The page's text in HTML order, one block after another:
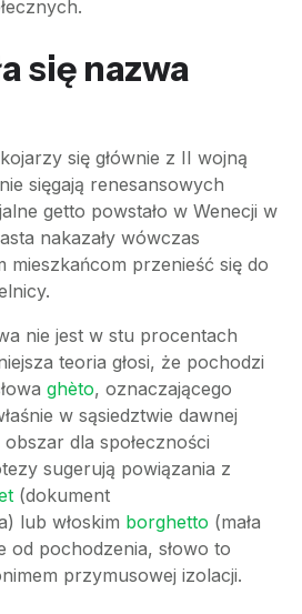
się nazwa
się głównie z II wojną
sięgają renesansowych
getto powstało w Wenecji w
nakazały wówczas
mieszkańcom przenieść się do
nie jest w stu procentach
teoria głosi, że pochodzi
ghèto, oznaczającego
w sąsiedztwie dawnej
dla społeczności
sugerują powiązania z
(dokument
lub włoskim borghetto (mała
od pochodzenia, słowo to
przymusowej izolacji.